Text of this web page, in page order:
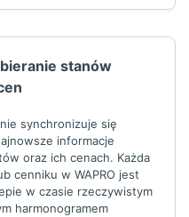
stanów
synchronizuje się
informacje
oraz ich cenach. Każda
cenniku w WAPRO jest
w czasie rzeczywistym
harmonogramem